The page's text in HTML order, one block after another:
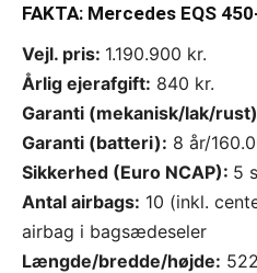
FAKTA: Mercedes EQS
Vejl. pris: 1.190.900 kr.
Årlig ejerafgift: 840 kr.
Garanti (mekanisk/lak/
Garanti (batteri): 8 år/
Sikkerhed (Euro NCAP): 5
Antal airbags: 10 (inkl.
airbag i bagsædeseler
Længde/bredde/højde: